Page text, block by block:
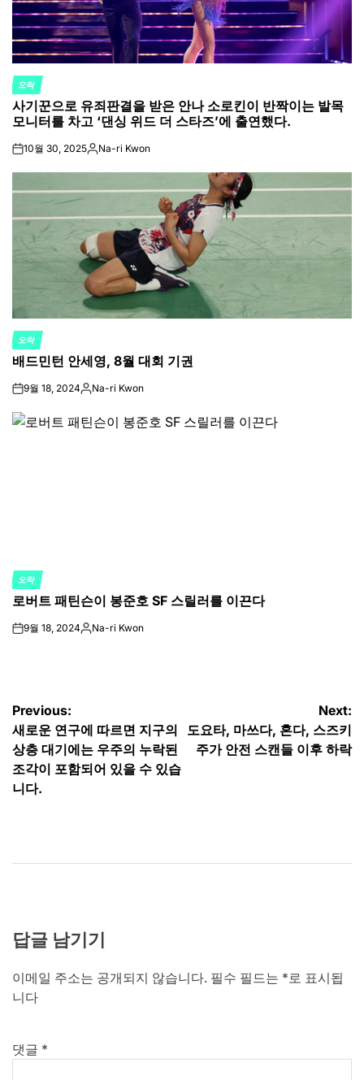
POSTED
IN
오락
사기꾼으로 유죄판결을 받은 안나 소로킨이 반짝이는 발목
모니터를 차고 ‘댄싱 위드 더 스타즈’에 출연했다.
on10월 30, 2025Posted
Na-ri Kwon
POSTED
IN
오락
배드민턴 안세영, 8월 대회 기권
on9월 18, 2024Posted
Na-ri Kwon
POSTED
IN
오락
로버트 패틴슨이 봉준호 SF 스릴러를 이끈다
on9월 18, 2024Posted
Na-ri Kwon
글
탐
색
Previous:
새로운 연구에 따르면 지구의
상층 대기에는 우주의 누락된
조각이 포함되어 있을 수 있습
니다.
Next:
도요타, 마쓰다, 혼다, 스즈키
주가 안전 스캔들 이후 하락
답글 남기기
이메일 주소는 공개되지 않습니다. 필수 필드는 *로 표시됩
니다
댓글 *